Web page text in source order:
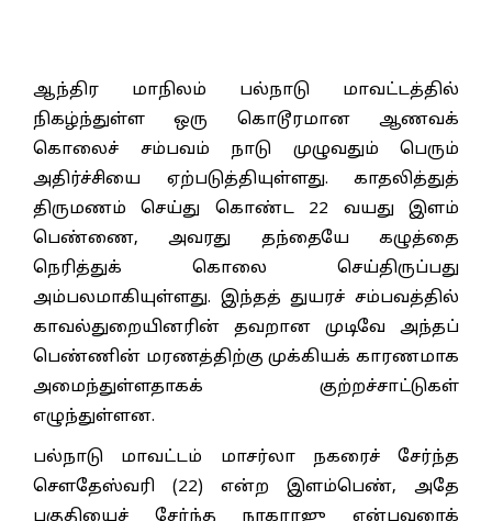
ஆந்திர மாநிலம் பல்நாடு மாவட்டத்தில்
நிகழ்ந்துள்ள ஒரு கொடூரமான ஆணவக்
கொலைச் சம்பவம் நாடு முழுவதும் பெரும்
அதிர்ச்சியை ஏற்படுத்தியுள்ளது. காதலித்துத்
திருமணம் செய்து கொண்ட 22 வயது இளம்
பெண்ணை, அவரது தந்தையே கழுத்தை
நெரித்துக் கொலை செய்திருப்பது
அம்பலமாகியுள்ளது. இந்தத் துயரச் சம்பவத்தில்
காவல்துறையினரின் தவறான முடிவே அந்தப்
பெண்ணின் மரணத்திற்கு முக்கியக் காரணமாக
அமைந்துள்ளதாகக் குற்றச்சாட்டுகள்
எழுந்துள்ளன.
பல்நாடு மாவட்டம் மாசர்லா நகரைச் சேர்ந்த
சௌதேஸ்வரி (22) என்ற இளம்பெண், அதே